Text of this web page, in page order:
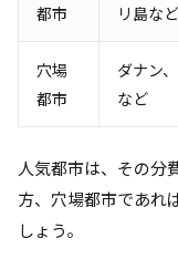
都市 リ島など
穴場
都市
ダナン
など
人気都市は、その分
方、穴場都市であれ
しょう。